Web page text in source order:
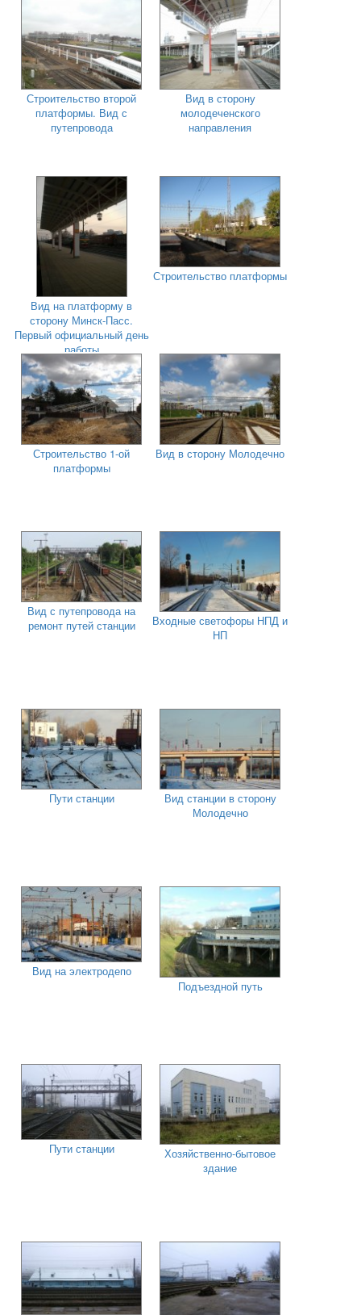
Строительство второй
платформы. Вид с
путепровода
Вид в сторону
молодеченского
направления
Вид на платформу в
сторону Минск-Пасс.
Первый официальный день
работы
Строительство платформы
Строительство 1-ой
платформы
Вид в сторону Молодечно
Вид с путепровода на
ремонт путей станции
Входные светофоры НПД и
НП
Пути станции
Вид станции в сторону
Молодечно
Вид на электродепо
Подъездной путь
Пути станции
Хозяйственно-бытовое
здание